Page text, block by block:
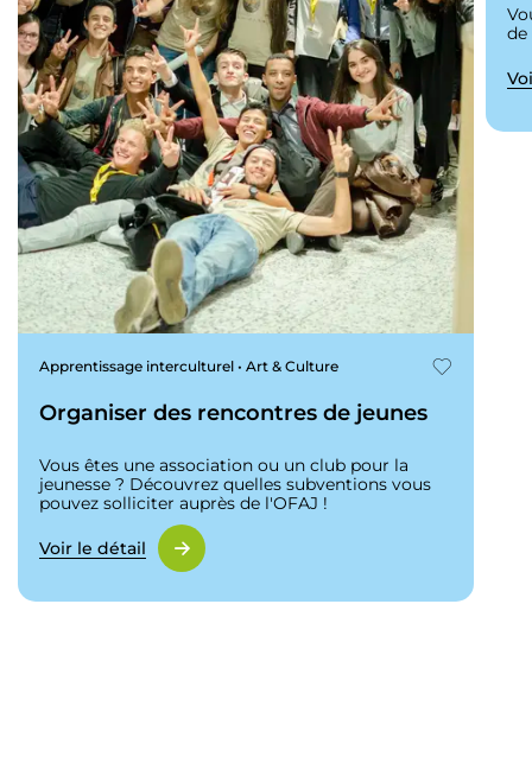
Apprentissage interculturel • Art & Culture
Organiser des rencontres de jeunes
Vous êtes une association ou un club pour la
jeunesse ? Découvrez quelles subventions vous
pouvez solliciter auprès de l'OFAJ !
Voir le détail